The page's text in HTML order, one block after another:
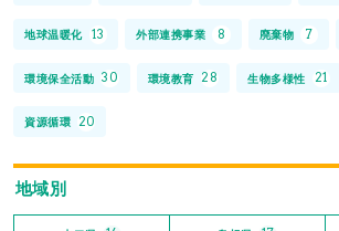
地球温暖化 13 外部連携事業 8 廃棄物 7
環境保全活動 30 環境教育 28 生物多様性 21
資源循環 20
地域別